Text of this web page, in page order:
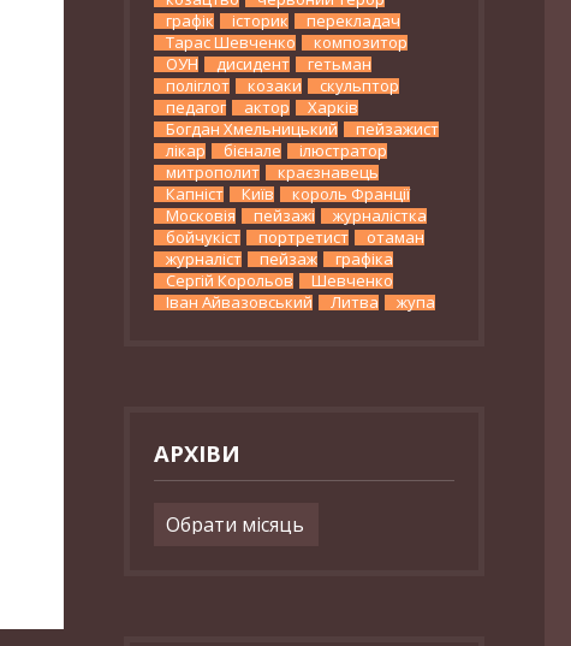
графік
історик
перекладач
Тарас Шевченко
композитор
ОУН
дисидент
гетьман
поліглот
козаки
скульптор
педагог
актор
Харків
Богдан Хмельницький
пейзажист
лікар
бієнале
ілюстратор
митрополит
краєзнавець
Капніст
Київ
король Франції
Московія
пейзажі
журналістка
бойчукіст
портретист
отаман
журналіст
пейзаж
графіка
Сергій Корольов
Шевченко
Іван Айвазовський
Литва жупа
АРХІВИ
Архіви